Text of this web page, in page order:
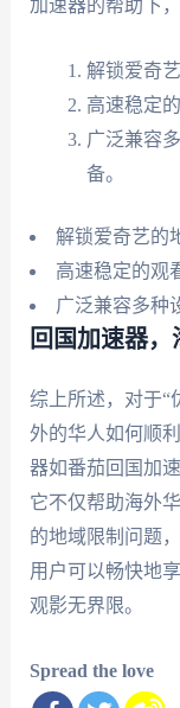
加速器的帮助下
解锁爱奇
高速稳定
广泛兼容
备。
解锁爱奇艺的
高速稳定的观
广泛兼容多种
回国加速器
综上所述，对于“
外的华人如何顺
器如番茄回国加
它不仅帮助海外
的地域限制问题
用户可以畅快地
观影无界限。
Spread the love